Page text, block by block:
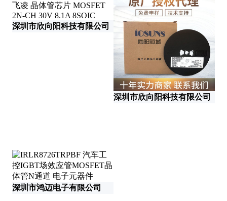
深圳市欣向阳科技有限公司
深圳市欣向阳科技有限公司
深圳市鸿迈电子有限公司